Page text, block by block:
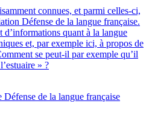
connues, et parmi celles-ci,
Défense de la langue française.
quant à la langue
et, par exemple ici, à propos de
se peut-il par exemple qu’il
» ?